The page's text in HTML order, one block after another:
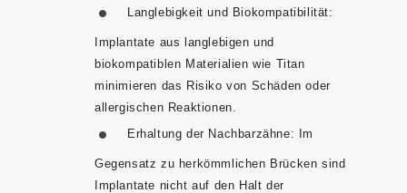
Langlebigkeit und Biokompatibilität:
Implantate aus langlebigen und
biokompatiblen Materialien wie Titan
minimieren das Risiko von Schäden oder
allergischen Reaktionen.
Erhaltung der Nachbarzähne: Im
Gegensatz zu herkömmlichen Brücken sind
Implantate nicht auf den Halt der